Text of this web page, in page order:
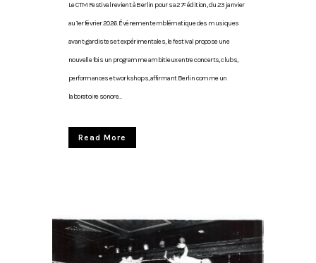
Le CTM Festival revient à Berlin pour sa 27ᵉ édition, du 23 janvier
au 1er février 2026. Événement emblématique des musiques
avant-gardistes et expérimentales, le festival propose une
nouvelle fois un programme ambitieux entre concerts, clubs,
performances et workshops, affirmant Berlin comme un
laboratoire sonore...
Read More